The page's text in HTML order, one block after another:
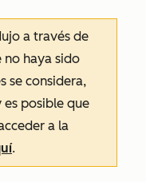
a través de
no haya sido
se considera,
posible que
a la
.